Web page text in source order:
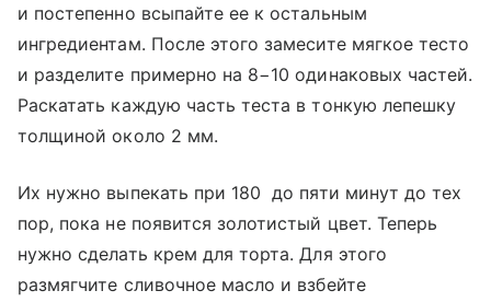
и постепенно всыпайте ее к остальным
ингредиентам. После этого замесите мягкое тесто
и разделите примерно на 8−10 одинаковых частей.
Раскатать каждую часть теста в тонкую лепешку
толщиной около 2 мм.
Их нужно выпекать при 180 до пяти минут до тех
пор, пока не появится золотистый цвет. Теперь
нужно сделать крем для торта. Для этого
размягчите сливочное масло и взбейте